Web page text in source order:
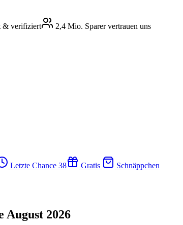
& verifiziert
2,4 Mio. Sparer vertrauen uns
Letzte Chance 38 Gratis
Schnäppchen
August 2026